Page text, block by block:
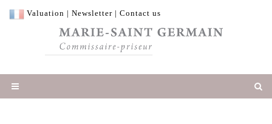
Valuation | Newsletter | Contact us